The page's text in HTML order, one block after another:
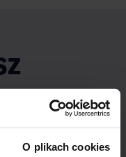
O plikach cookies